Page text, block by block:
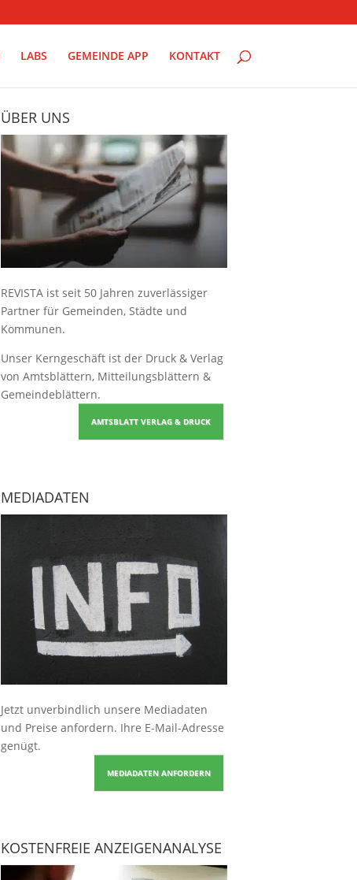
LABS GEMEINDE APP KONTAKT
ÜBER UNS
REVISTA ist seit 50 Jahren zuverlässiger
Partner für Gemeinden, Städte und
Kommunen.
Unser Kerngeschäft ist der Druck & Verlag
von Amtsblättern, Mitteilungsblättern &
Gemeindeblättern.
AMTSBLATT VERLAG & DRUCK
MEDIADATEN
Jetzt unverbindlich unsere Mediadaten
und Preise anfordern. Ihre E-Mail-Adresse
genügt.
MEDIADATEN ANFORDERN
KOSTENFREIE ANZEIGENANALYSE